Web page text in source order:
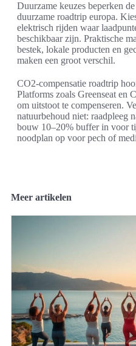
Duurzame keuzes beperken
duurzame roadtrip europa.
elektrisch rijden waar
beschikbaar zijn. Praktische
bestek, lokale producten en
maken een groot verschil.
CO2-compensatie roadtrip
Platforms zoals Greenseat en
om uitstoot te compenseren.
natuurbehoud niet: raadpleeg
bouw 10–20% buffer in voor
noodplan op voor pech of
Meer artikelen